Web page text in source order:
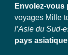
Envolez-vous
voyages Mille
l’Asie du Sud-
pays